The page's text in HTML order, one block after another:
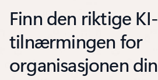
Finn den riktige KI-
tilnærmingen for
organisasjonen din